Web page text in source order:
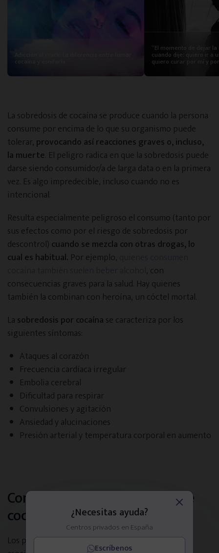
cocaína y esnifarla
“El momento de dejar
cuando dije: quiero ir a
quiero curar por mí y
La sobredosis de cocaína se produce cuando la persona
consume por encima de lo que su organismo puede
tolerar, provocando así reacciones graves o, incluso,
la muerte. El peligro radica en que la sobredosis puede
darse siendo consumidor/a de larga data o en la primera
vez. Es algo impredecible, incluso cuando no es
intencional.
Resulta especialmente peligroso el consumo (tanto por
sus efectos como por el riesgo de sobredosis por
descontrol) cuando se mezcla con otras drogas, lo
cual es habitual. Por ejemplo,
, con
consecuencias graves para la salud. Hay quienes
también la combinan con heroína, un cóctel mortal.
La sobredosis por cocaína se caracteriza por los
siguientes síntomas:
Ataques al corazón
Frecuencia cardíaca irregular
Embolia cerebral
Dificultad para respirar
Convulsiones y agitación
Ansiedad y alucinaciones
Presión arterial y temperatura corporal en aumento
Consecuencias del consumo de
cocaína
Los principales problemas de salud física y mental
¿Necesitas ayuda?
Centros privados en España
Escríbenos